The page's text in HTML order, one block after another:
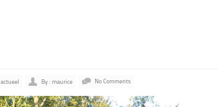
actueel By : maurice No Comments